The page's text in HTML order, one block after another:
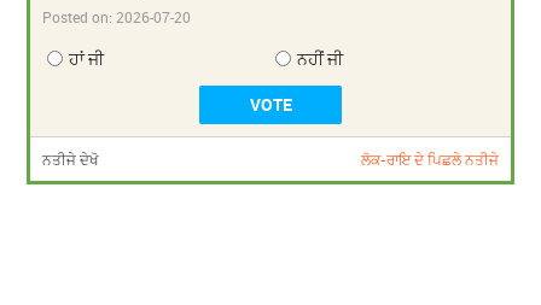
Posted on:2026-07-20
ਹਾਂ ਜੀ ਨਹੀਂ ਜੀ
ਨਤੀਜੇ ਦੇਖੋ ਲੋਕ-ਰਾਇ ਦੇ ਪਿਛਲੇ ਨਤੀਜੇ